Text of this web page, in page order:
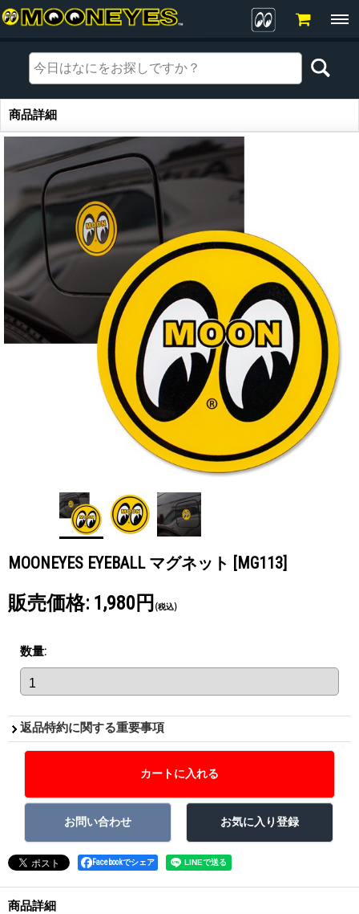
商品詳細
商品詳細
MOONEYES EYEBALL マグネット [MG113]
販売価格: 1,980円 (税込)
数量:
返品特約に関する重要事項
Facebookでシェア
商品詳細